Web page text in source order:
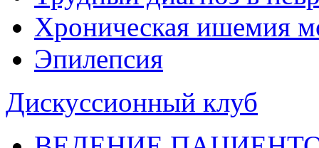
Хроническая ишемия
Эпилепсия
Дискуссионный клуб